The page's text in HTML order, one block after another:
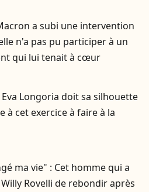
a subi une intervention
n'a pas pu participer à un
qui lui tenait à cœur
Eva Longoria doit sa silhouette
à cet exercice à faire à la
ma vie" : Cet homme qui a
Rovelli de rebondir après